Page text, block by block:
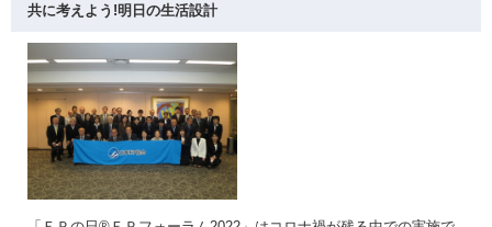
共に考えよう!明日の生活設計